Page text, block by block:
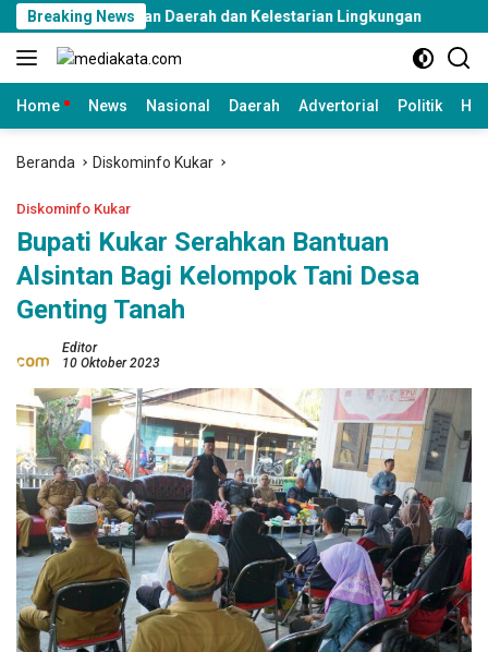
Langsung
ke
konten
Breaking News
Daerah dan Kelestarian Lingkungan Rangkul
Home News Nasional Daerah Advertorial Politik
Beranda Diskominfo Kukar
Diskominfo Kukar
Bupati Kukar Serahkan Bantuan
Alsintan Bagi Kelompok Tani Desa
Genting Tanah
Editor
10 Oktober 2023